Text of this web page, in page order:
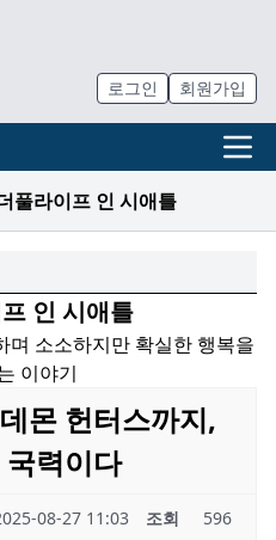
로그인 회원가입
풀라이프 인 시애틀
인 시애틀
며 소소하지만 확실한 행복을
이야기
몬 헌터스까지,
력이다
08-27 11:03 조회 596